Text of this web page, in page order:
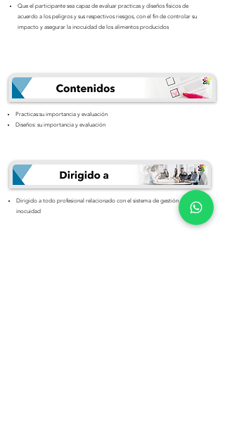
Que el participante sea capaz de evaluar practicas y diseños fisicos de
acuerdo a los peligros y sus respectivos riesgos, con el fin de controlar su
impacto y asegurar la inocuidad de los alimentos producidos
Practicas:su importancia y evaluación
Diseños: su importancia y evaluación
Dirigido a todo profesional relacionado con el sistema de gestión de
inocuidad